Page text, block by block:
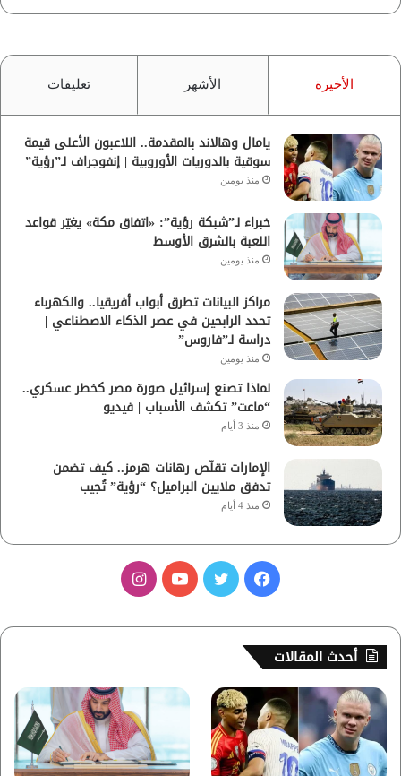
الأخيرة الأشهر تعليقات
يامال وهالاند بالمقدمة.. اللاعبون الأعلى قيمة
سوقية بالدوريات الأوروبية | إنفوجراف لـ”رؤية”
منذ يومين
خبراء لـ”شبكة رؤية”: «اتفاق مكة» يغيّر قواعد
اللعبة بالشرق الأوسط
منذ يومين
مراكز البيانات تطرق أبواب أفريقيا.. والكهرباء
تحدد الرابحين في عصر الذكاء الاصطناعي |
دراسة لـ”فاروس”
منذ يومين
لماذا تصنع إسرائيل صورة مصر كخطر عسكري..
“ماعت” تكشف الأسباب | فيديو
منذ 3 أيام
الإمارات تقلّص رهانات هرمز.. كيف تضمن
تدفق ملايين البراميل؟ “رؤية” تُجيب
منذ 4 أيام
س
ب
و
ك
ي
ب
ت
ق
ر
أحدث المقالات